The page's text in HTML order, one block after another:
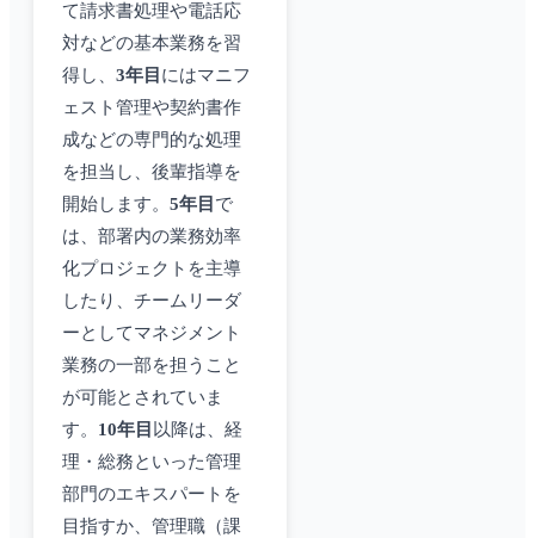
て請求書処理や電話応
対などの基本業務を習
得し、 3年目 にはマニフ
ェスト管理や契約書作
成などの専門的な処理
を担当し、後輩指導を
開始します。 5年目 で
は、部署内の業務効率
化プロジェクトを主導
したり、チームリーダ
ーとしてマネジメント
業務の一部を担うこと
が可能とされていま
す。 10年目 以降は、経
理・総務といった管理
部門のエキスパートを
目指すか、管理職（課